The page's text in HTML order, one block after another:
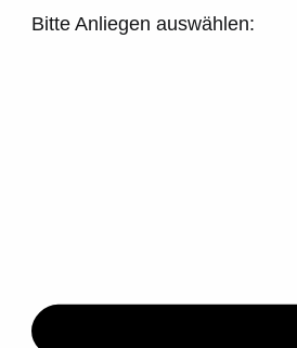
Bitte Anliegen auswählen: